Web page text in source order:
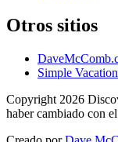
Otros sitios
Simple
Copyright 2026
haber cambiado con